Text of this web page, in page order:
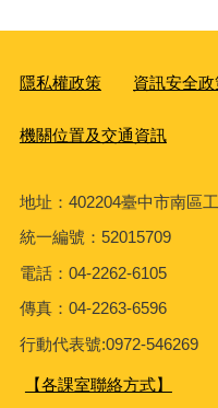
隱私權政策 資訊安全政
機關位置及交通資訊
地址：402204臺中市南區
統一編號：52015709
電話：04-2262-6105
傳真：04-2263-6596
行動代表號:0972-546269
【各課室聯絡方式】